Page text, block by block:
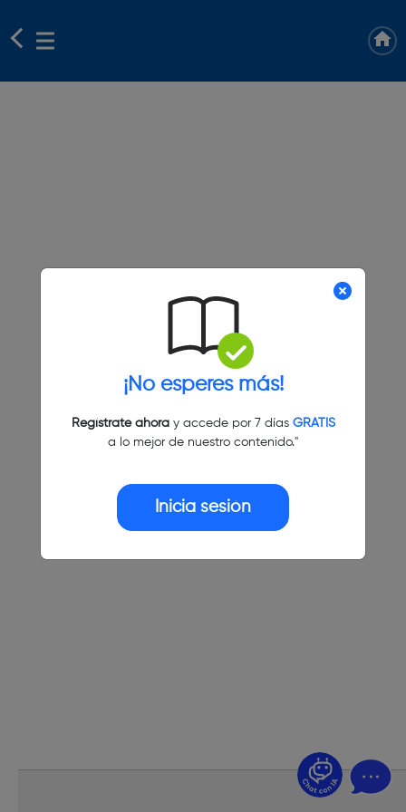
¡No esperes más!
Regístrate ahoray accede por 7 días GRATIS
a lo mejor de nuestro contenido."
Inicia sesión